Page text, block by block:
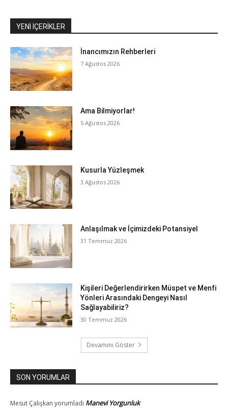
YENI İÇERIKLER
İnancımızın Rehberleri
7 Ağustos 2026
Ama Bilmiyorlar!
5 Ağustos 2026
Kusurla Yüzleşmek
3 Ağustos 2026
Anlaşılmak ve İçimizdeki Potansiyel
31 Temmuz 2026
Kişileri Değerlendirirken Müspet ve Menfi
Yönleri Arasındaki Dengeyi Nasıl
Sağlayabiliriz?
30 Temmuz 2026
Devamını Göster
SON YORUMLAR
Mesut Çalışkan yorumladı Manevi Yorgunluk